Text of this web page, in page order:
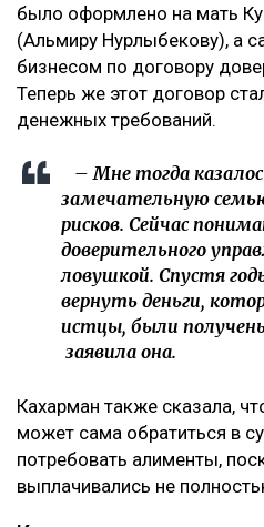
было оформлено на мать
(Альмиру Нурлыбекову), а
бизнесом по договору
Теперь же этот договор
денежных требований.
– Мне тогда
замечательную
рисков. Сейчас
доверительного
ловушкой. Спустя
вернуть деньги,
истцы, были
заявила она.
Кахарман также сказала,
может сама обратиться в
потребовать алименты,
выплачивались не